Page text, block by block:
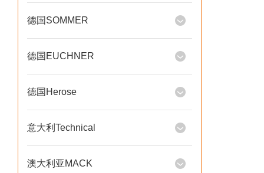
德国SOMMER
德国EUCHNER
德国Herose
意大利Technical
澳大利亚MACK